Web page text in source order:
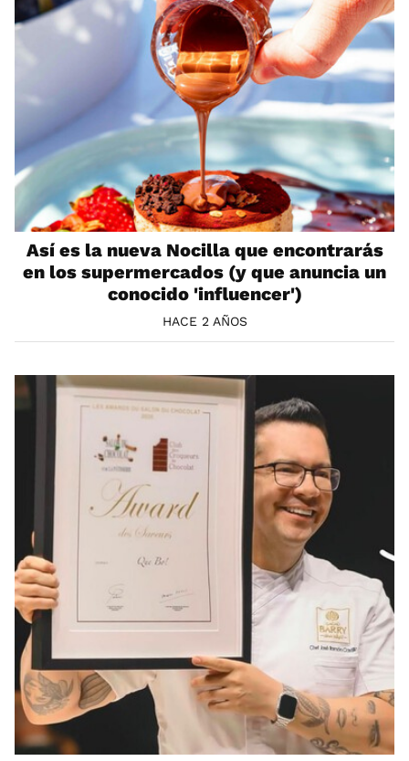
Así es la nueva Nocilla que encontrarás
en los supermercados (y que anuncia un
conocido 'influencer')
HACE 2 AÑOS